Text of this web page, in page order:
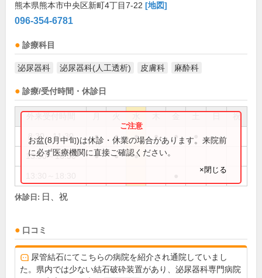
熊本県熊本市中央区新町4丁目7-22 [地図]
096-354-6781
診療科目
泌尿器科 泌尿器科(人工透析) 皮膚科 麻酔科
診療/受付時間・休診日
祝
8:30～11:30 ● ● ● ● ●
13:30～16:30 ● ● ●
お盆(8月中旬)は休診・休業の場合があります。来院前
に必ず医療機関に直接ご確認ください。
×閉じる
休診日: 日、祝
口コミ
尿管結石にてこちらの病院を紹介され通院していまし
た。県内では少ない結石破砕装置があり、泌尿器科専門病院